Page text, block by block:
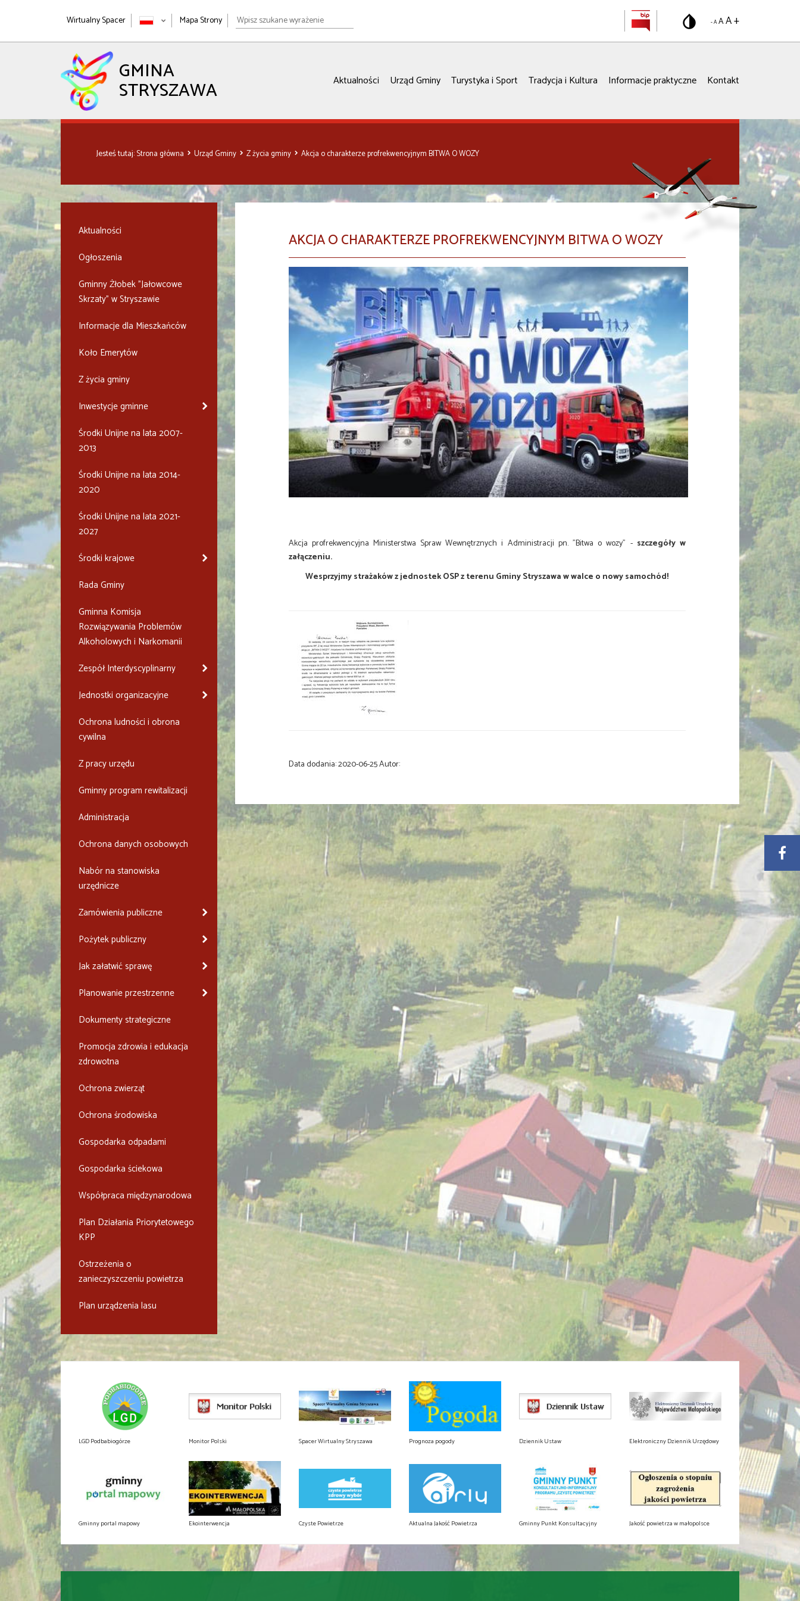
Wirtualny Spacer Mapa Strony
Wpisz
szukane
wyrażenie
- A AA +
GMINA
STRYSZAWA Aktualności Urząd Gminy Turystyka i Sport Tradycja i Kultura Informacje praktyczne Kontakt
Jesteś tutaj:Strona główna Urząd Gminy Z życia gminy Akcja o charakterze profrekwencyjnym BITWA O WOZY
Aktualności
Ogłoszenia
Gminny Żłobek "Jałowcowe
Skrzaty" w Stryszawie
Informacje dla Mieszkańców
Koło Emerytów
Z życia gminy
Inwestycje gminne
Środki Unijne na lata 2007-
2013
Środki Unijne na lata 2014-
2020
Środki Unijne na lata 2021-
2027
Środki krajowe
Rada Gminy
Gminna Komisja
Rozwiązywania Problemów
Alkoholowych i Narkomanii
Zespół Interdyscyplinarny
Jednostki organizacyjne
Ochrona ludności i obrona
cywilna
Z pracy urzędu
Gminny program rewitalizacji
Administracja
Ochrona danych osobowych
Nabór na stanowiska
urzędnicze
Zamówienia publiczne
Pożytek publiczny
Jak załatwić sprawę
Planowanie przestrzenne
Dokumenty strategiczne
Promocja zdrowia i edukacja
zdrowotna
Ochrona zwierząt
Ochrona środowiska
Gospodarka odpadami
Gospodarka ściekowa
Współpraca międzynarodowa
Plan Działania Priorytetowego
KPP
Ostrzeżenia o
zanieczyszczeniu powietrza
Plan urządzenia lasu
AKCJA O CHARAKTERZE PROFREKWENCYJNYM BITWA O WOZY
Akcja profrekwencyjna Ministerstwa Spraw Wewnętrznych i Administracji pn. "Bitwa o wozy" -szczegóły w
załączeniu.
Wesprzyjmy strażaków z jednostek OSP z terenu Gminy Stryszawa w walce o nowy samochód!
Data dodania:2020-06-25Autor:
LGD Podbabiogórze Monitor Polski Spacer Wirtualny Stryszawa Prognoza pogody Dziennik Ustaw Elektroniczny Dziennik Urzędowy
Gminny portal mapowy Ekointerwencja Czyste Powietrze Aktualna Jakość Powietrza Gminny Punkt Konsultacyjny Jakość powietrza w małopolsce